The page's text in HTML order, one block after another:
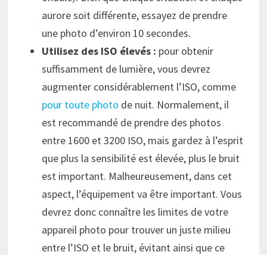
aurore soit différente, essayez de prendre
une photo d’environ 10 secondes.
Utilisez des ISO élevés : pour obtenir
suffisamment de lumière, vous devrez
augmenter considérablement l’ISO, comme
pour toute photo de nuit. Normalement, il
est recommandé de prendre des photos
entre 1600 et 3200 ISO, mais gardez à l’esprit
que plus la sensibilité est élevée, plus le bruit
est important. Malheureusement, dans cet
aspect, l’équipement va être important. Vous
devrez donc connaître les limites de votre
appareil photo pour trouver un juste milieu
entre l’ISO et le bruit, évitant ainsi que ce